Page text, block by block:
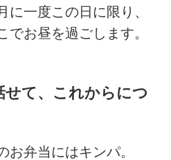
に一度この日に限り、
でお昼を過ごします。
せて、これからにつ
お弁当にはキンパ。